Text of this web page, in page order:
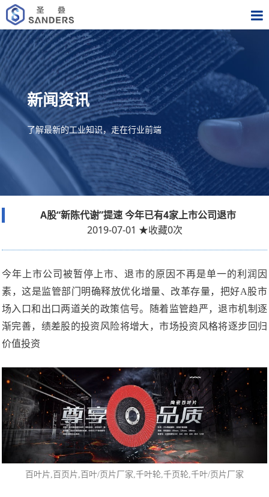
新闻资讯
了解最新的工业知识，走在行业前端
A股“新陈代谢”提速 今年已有4家上市公司退市
2019-07-01 ★收藏0次
今年上市公司被暂停上市、退市的原因不再是单一的利润因
素，这是监管部门明确释放优化增量、改革存量，把好A股市
场入口和出口两道关的政策信号。随着监管趋严，退市机制逐
渐完善，绩差股的投资风险将增大，市场投资风格将逐步回归
价值投资
百叶片,百页片,百叶/页片厂家,千叶轮,千页轮,千叶/页片厂家